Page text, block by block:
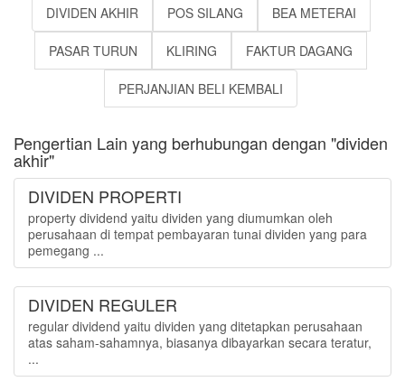
DIVIDEN AKHIR POS SILANG BEA METERAI
PASAR TURUN KLIRING FAKTUR DAGANG
PERJANJIAN BELI KEMBALI
Pengertian Lain yang berhubungan dengan "dividen
akhir"
DIVIDEN PROPERTI
property dividend yaitu dividen yang diumumkan oleh
perusahaan di tempat pembayaran tunai dividen yang para
pemegang ...
DIVIDEN REGULER
regular dividend yaitu dividen yang ditetapkan perusahaan
atas saham-sahamnya, biasanya dibayarkan secara teratur,
...